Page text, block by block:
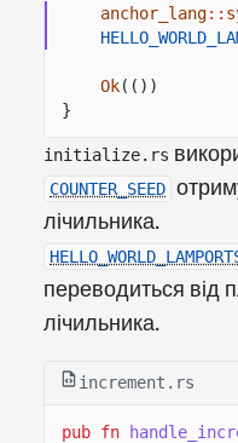
anchor_lang::
Ok(())
}
initialize.rs
COUNTER_SEED
лічильника.
переводиться від
лічильника.
increment.rs
pub fn